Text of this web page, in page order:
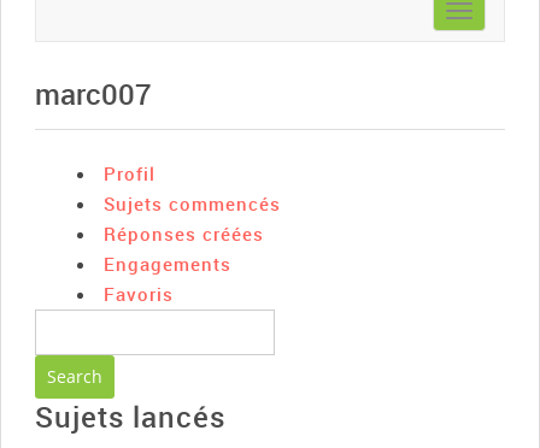
Toggle
navigation
marc007
Profil
Sujets commencés
Réponses créées
Engagements
Favoris
Sujets lancés